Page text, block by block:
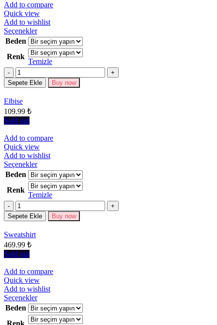
Add to compare
Quick view
Add to wishlist
SeçeneklerBu
ürünün
birden
fazla
varyasyonu
Seçenekler
Beden
Renk
Temizle
Miktar
Sepete Ekle Buy now
Elbise
109.99 ₺
Sold out
Add to compare
Quick view
Add to wishlist
SeçeneklerBu
ürünün
birden
fazla
varyasyonu
Seçenekler
Beden
Renk
Temizle
Miktar
Sepete Ekle Buy now
Sweatshirt
469.99 ₺
Sold out
Add to compare
Quick view
Add to wishlist
SeçeneklerBu
ürünün
birden
fazla
Beden
Renk